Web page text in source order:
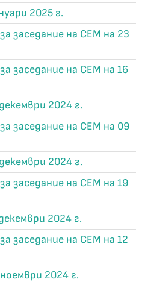
2025 г.
заседание на СЕМ на 23
заседание на СЕМ на 16
2024 г.
заседание на СЕМ на 09
2024 г.
заседание на СЕМ на 19
2024 г.
заседание на СЕМ на 12
2024 г.